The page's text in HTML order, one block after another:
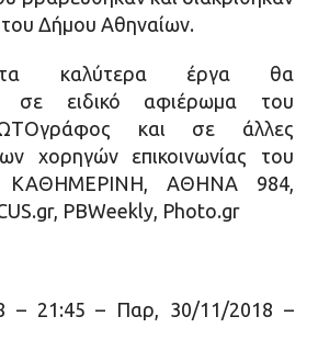
Δήμου Αθηναίων.
τα καλύτερα έργα θα
σε ειδικό αφιέρωμα του
και σε άλλες
χορηγών επικοινωνίας του
ΚΑΘΗΜΕΡΙΝΗ, ΑΘΗΝΑ 984,
PBWeekly, Photo.gr
– 21:45 – Παρ, 30/11/2018 –